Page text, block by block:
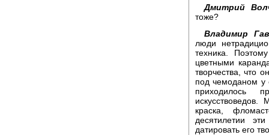
Дмитрий
тоже?
Владимир
люди
техника.
цветными
творчества, что
под чемоданом у
приходилось
краска,
десятилетии
датировать его